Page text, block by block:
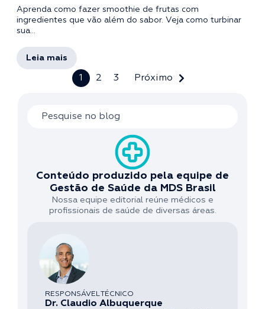
Aprenda como fazer smoothie de frutas com
ingredientes que vão além do sabor. Veja como turbinar
sua...
Leia mais
1 2 3 Próximo
Conteúdo produzido pela equipe de
Gestão de Saúde da MDS Brasil
Nossa equipe editorial reúne médicos e
profissionais de saúde de diversas áreas.
RESPONSÁVEL TÉCNICO
Dr. Claudio Albuquerque